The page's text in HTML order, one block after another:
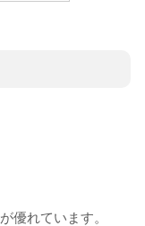
が優れています。